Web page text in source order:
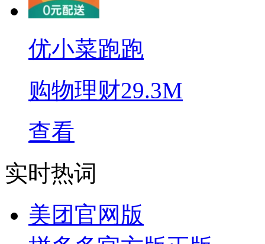
优小菜跑跑
购物理财29.3M
查看
实时热词
美团官网版